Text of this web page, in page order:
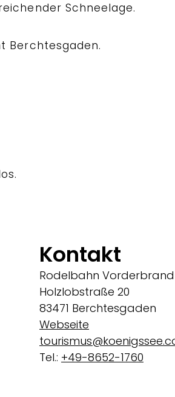
Schneelage.
Berchtesgaden.
Kontakt
Rodelbahn Vorderbrand
Holzlobstraße 20
83471 Berchtesgaden
Webseite
Tel.: +49-8652-1760